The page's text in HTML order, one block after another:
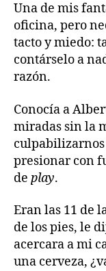
Una de mis
oficina, pero
tacto y miedo:
contárselo a
razón.
Conocía a
miradas sin la
presionar con
de play.
Eran las 11 de
de los pies, le
acercara a mi
una cerveza,